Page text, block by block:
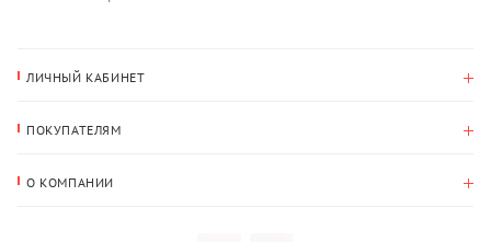
ЛИЧНЫЙ КАБИНЕТ
Адрес для доставки
ПОКУПАТЕЛЯМ
О КОМПАНИИ